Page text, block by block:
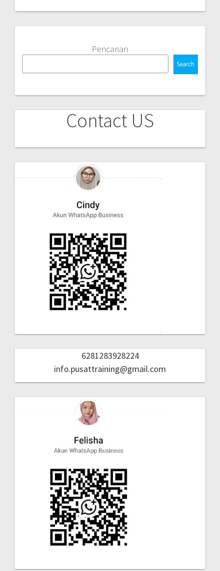
Pencarian
Search
Contact US
6281283928224
info.pusattraining@gmail.com